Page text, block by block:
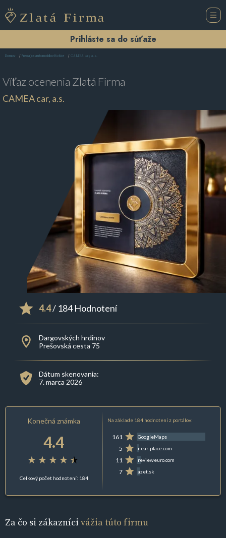
Prihláste sa do súťaže
Domov Predajca automobilov Košice CAMEA car, a.s.
Víťaz ocenenia Zlatá Firma
CAMEA car, a.s.
4.4/ 184 Hodnotení
Dargovských hrdinov
Prešovská cesta 75
Dátum skenovania:
7. marca 2026
Konečná známka
4.4
Celkový počet hodnotení: 184
Na základe 184 hodnotení z portálov:
161 GoogleMaps
5 near-place.com
11 revieweuro.com
7 azet.sk
Za čo si zákazníci vážia túto firmu